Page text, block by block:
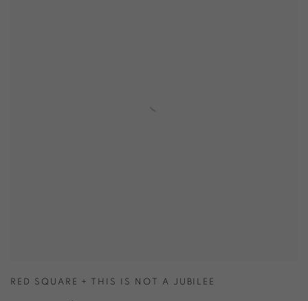
RED SQUARE + THIS IS NOT A JUBILEE